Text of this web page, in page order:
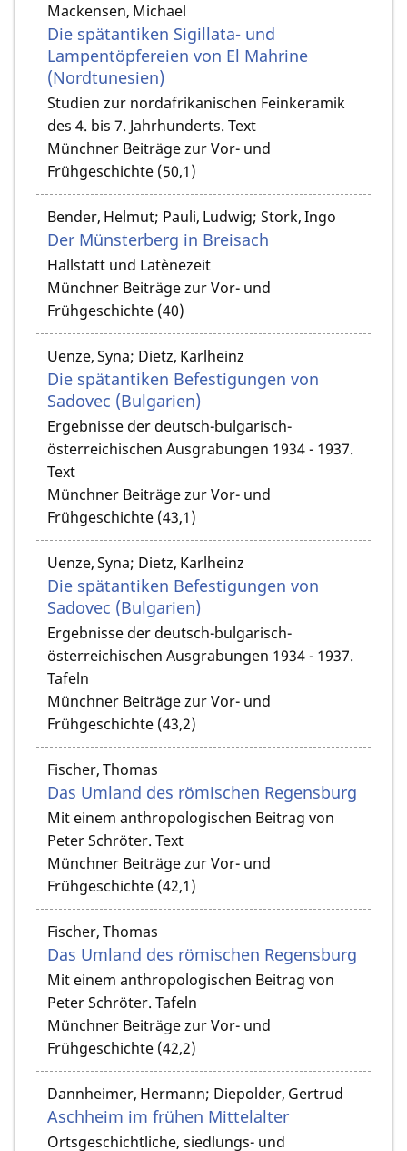
Mackensen, Michael
Die spätantiken Sigillata- und
Lampentöpfereien von El Mahrine
(Nordtunesien)
Studien zur nordafrikanischen Feinkeramik
des 4. bis 7. Jahrhunderts. Text
Münchner Beiträge zur Vor- und
Frühgeschichte (50,1)
Bender, Helmut; Pauli, Ludwig; Stork, Ingo
Der Münsterberg in Breisach
Hallstatt und Latènezeit
Münchner Beiträge zur Vor- und
Frühgeschichte (40)
Uenze, Syna; Dietz, Karlheinz
Die spätantiken Befestigungen von
Sadovec (Bulgarien)
Ergebnisse der deutsch-bulgarisch-
österreichischen Ausgrabungen 1934 - 1937.
Text
Münchner Beiträge zur Vor- und
Frühgeschichte (43,1)
Uenze, Syna; Dietz, Karlheinz
Die spätantiken Befestigungen von
Sadovec (Bulgarien)
Ergebnisse der deutsch-bulgarisch-
österreichischen Ausgrabungen 1934 - 1937.
Tafeln
Münchner Beiträge zur Vor- und
Frühgeschichte (43,2)
Fischer, Thomas
Das Umland des römischen Regensburg
Mit einem anthropologischen Beitrag von
Peter Schröter. Text
Münchner Beiträge zur Vor- und
Frühgeschichte (42,1)
Fischer, Thomas
Das Umland des römischen Regensburg
Mit einem anthropologischen Beitrag von
Peter Schröter. Tafeln
Münchner Beiträge zur Vor- und
Frühgeschichte (42,2)
Dannheimer, Hermann; Diepolder, Gertrud
Aschheim im frühen Mittelalter
Ortsgeschichtliche, siedlungs- und